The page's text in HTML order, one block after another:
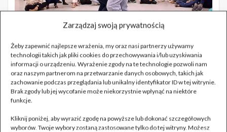
Zarządzaj swoją prywatnością
Żeby zapewnić najlepsze wrażenia, my oraz nasi partnerzy używamy
technologii takich jak pliki cookies do przechowywania i/lub uzyskiwania
informacji o urządzeniu. Wyrażenie zgody na te technologie pozwoli nam
oraz naszym partnerom na przetwarzanie danych osobowych, takich jak
zachowanie podczas przeglądania lub unikalny identyfikator ID w tej witrynie.
Brak zgody lub jej wycofanie może niekorzystnie wpłynąć na niektóre
funkcje.
Kliknij poniżej, aby wyrazić zgodę na powyższe lub dokonać szczegółowych
wyborów. Twoje wybory zostaną zastosowane tylko do tej witryny. Możesz